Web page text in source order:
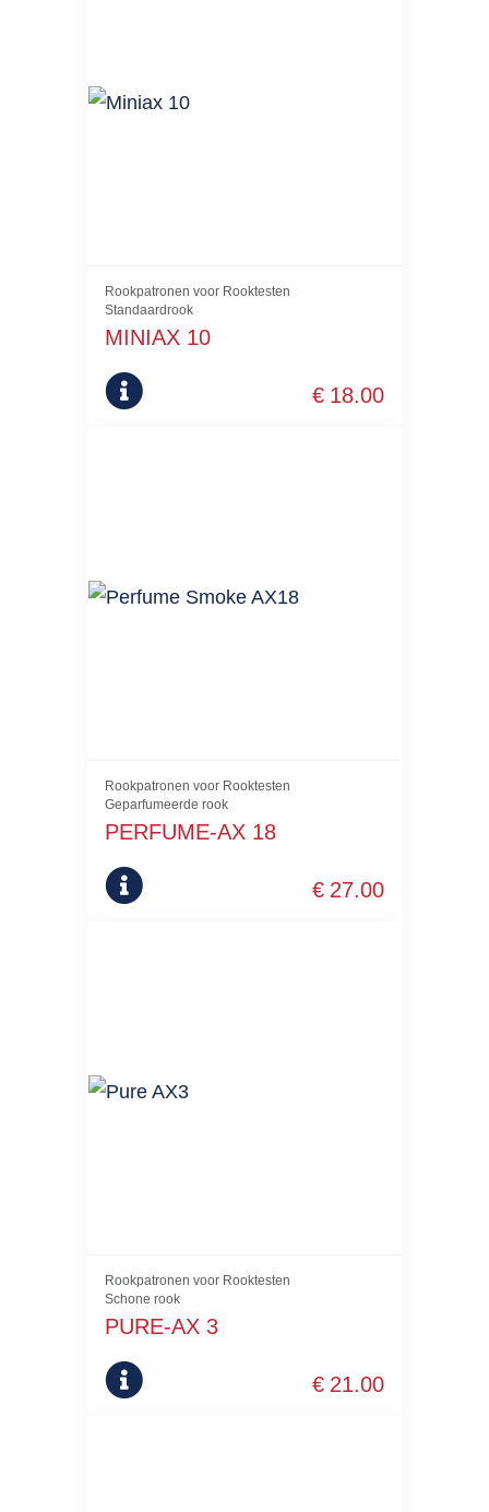
Rookpatronen voor Rooktesten
Standaardrook
MINIAX 10
€ 18.00
Rookpatronen voor Rooktesten
Geparfumeerde rook
PERFUME-AX 18
€ 27.00
Rookpatronen voor Rooktesten
Schone rook
PURE-AX 3
€ 21.00